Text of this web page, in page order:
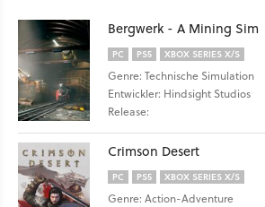
Bergwerk - A Mining Sim
PC PS5 XBOX SERIES X/S
Genre: Technische Simulation
Entwickler: Hindsight Studios
Release:
Crimson Desert
PC PS5 XBOX SERIES X/S
Genre: Action-Adventure